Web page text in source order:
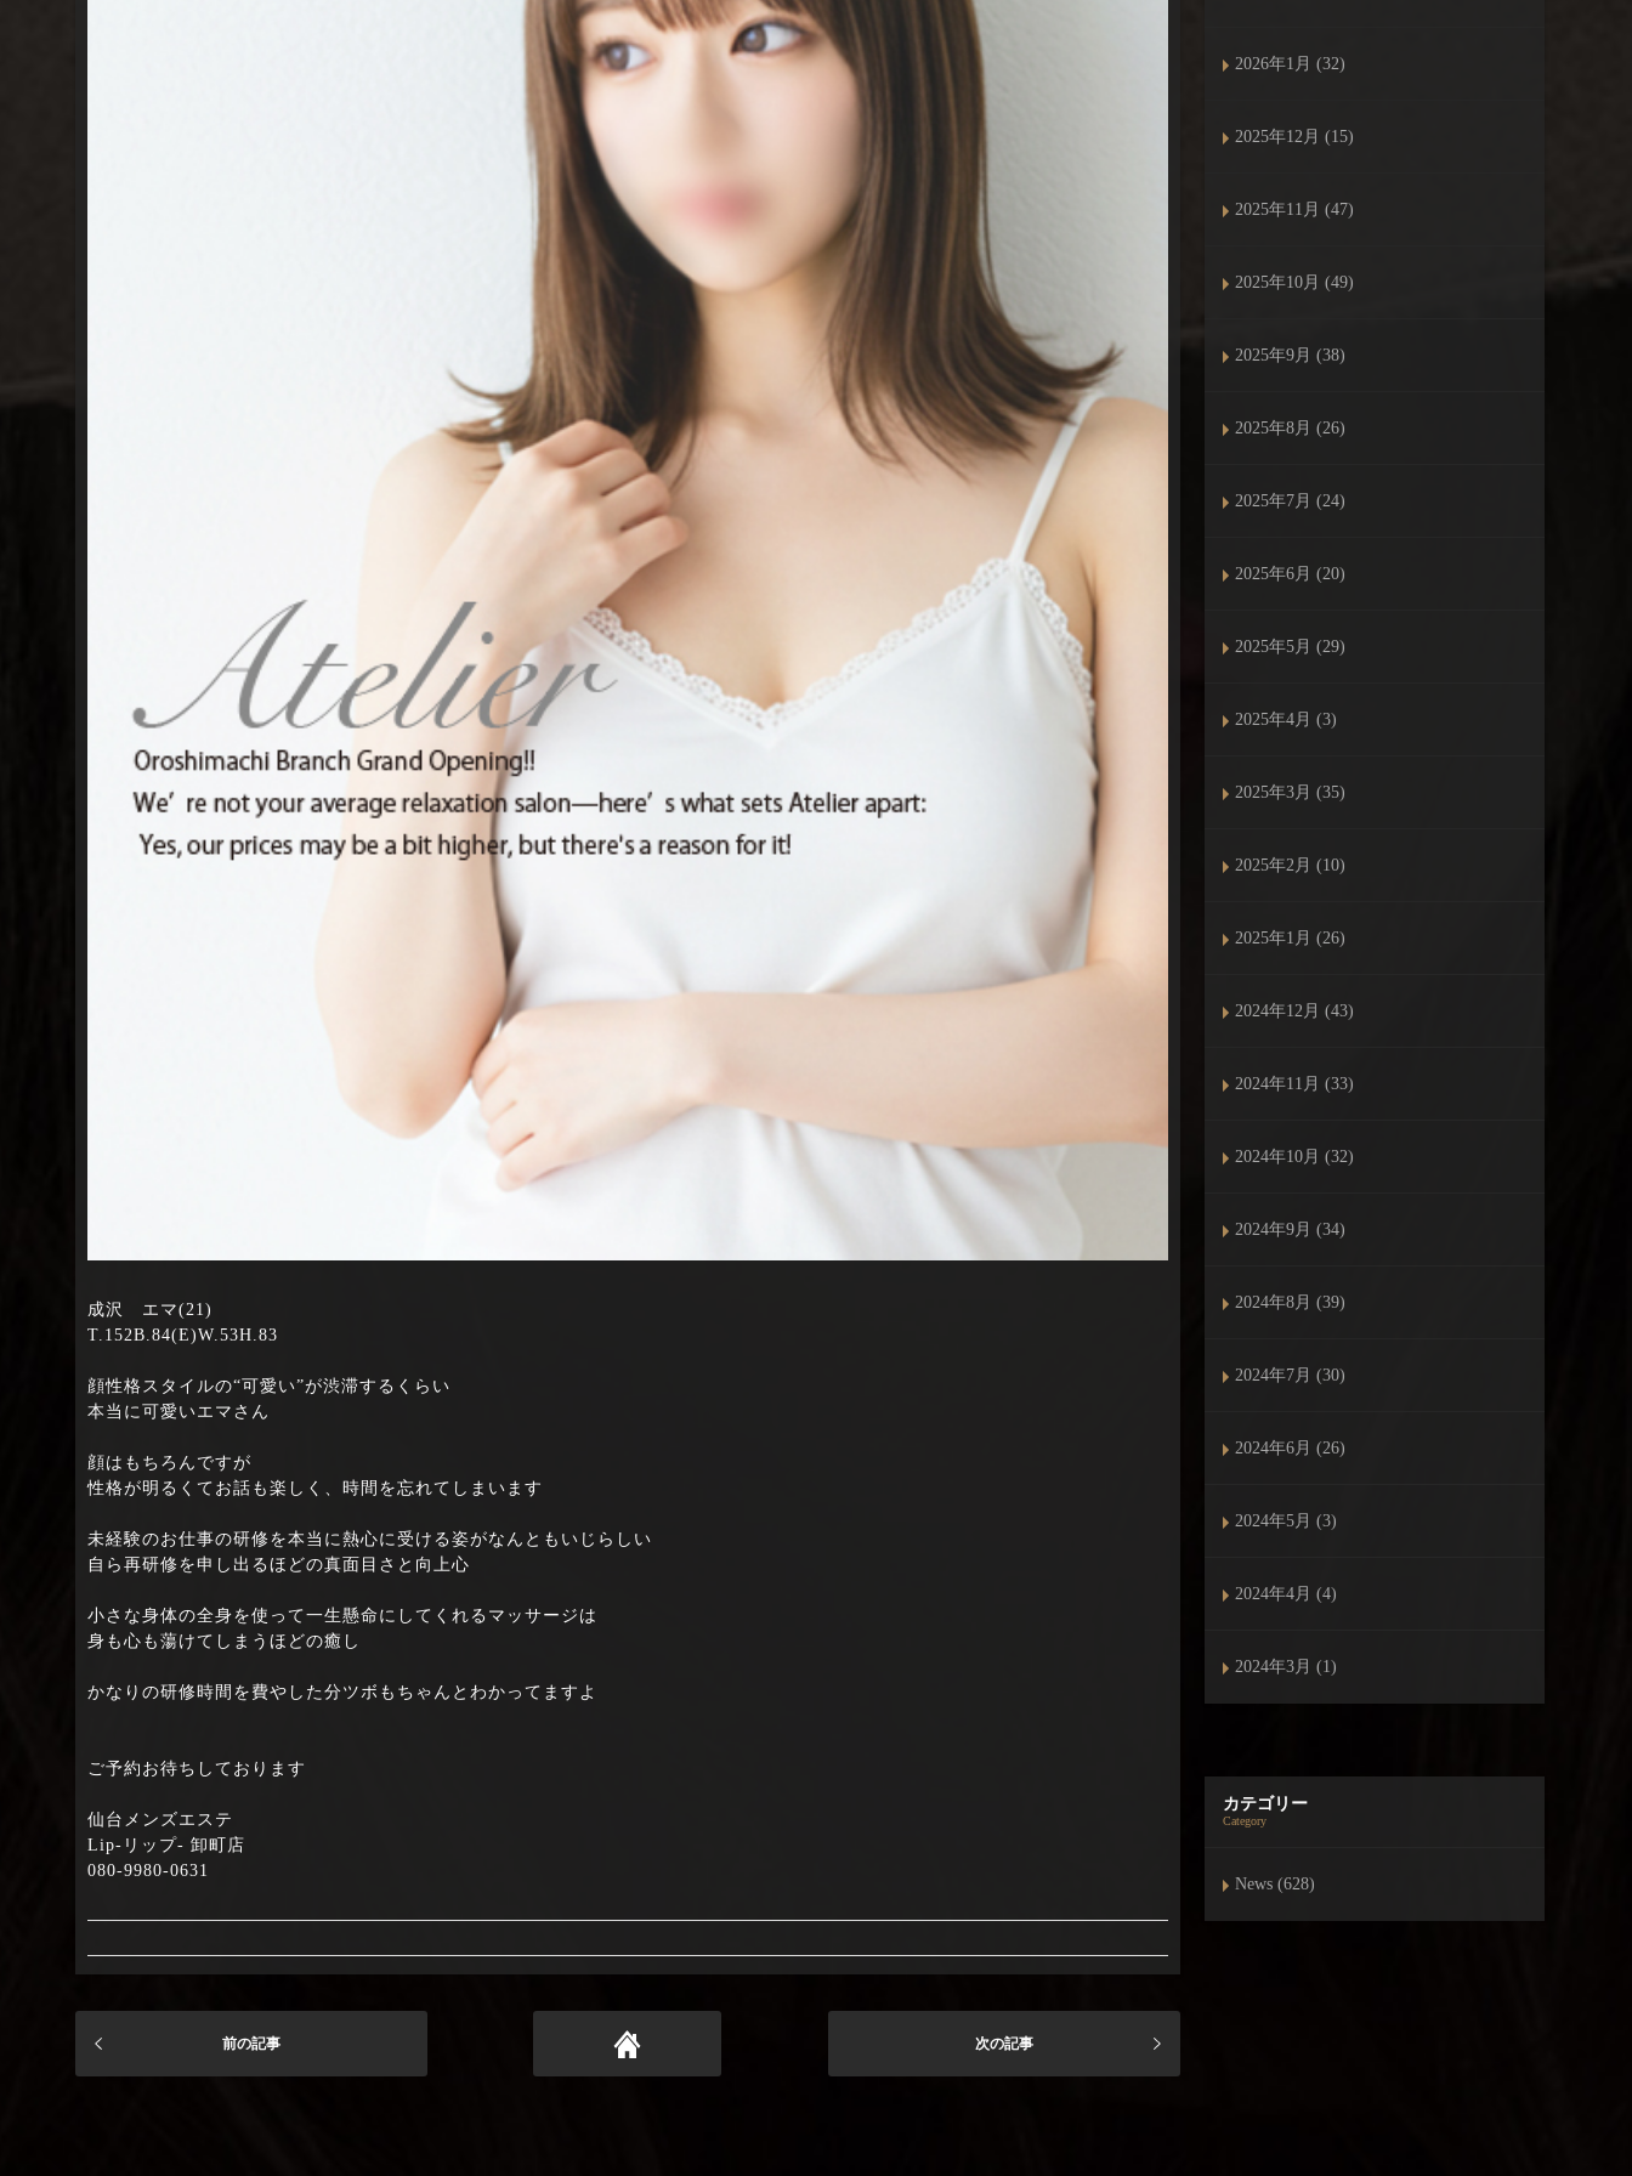
成沢 エマ(21)
T.152B.84(E)W.53H.83
顔性格スタイルの“可愛い”が渋滞するくらい
本当に可愛いエマさん
顔はもちろんですが
性格が明るくてお話も楽しく、時間を忘れてしまいます
未経験のお仕事の研修を本当に熱心に受ける姿がなんともいじらしい
自ら再研修を申し出るほどの真面目さと向上心
小さな身体の全身を使って一生懸命にしてくれるマッサージは
身も心も蕩けてしまうほどの癒し
かなりの研修時間を費やした分ツボもちゃんとわかってますよ
ご予約お待ちしております
仙台メンズエステ
Lip-リップ- 卸町店
080-9980-0631
前の記事 次の記事
2026年1月 (32)
2025年12月 (15)
2025年11月 (47)
2025年10月 (49)
2025年9月 (38)
2025年8月 (26)
2025年7月 (24)
2025年6月 (20)
2025年5月 (29)
2025年4月 (3)
2025年3月 (35)
2025年2月 (10)
2025年1月 (26)
2024年12月 (43)
2024年11月 (33)
2024年10月 (32)
2024年9月 (34)
2024年8月 (39)
2024年7月 (30)
2024年6月 (26)
2024年5月 (3)
2024年4月 (4)
2024年3月 (1)
カテゴリー
Category
News (628)